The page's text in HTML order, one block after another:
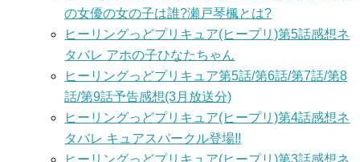
の女優の女の子は誰?瀬戸琴楓とは?
ヒーリングっどプリキュア(ヒープリ)第5話感想ネ
タバレ アホの子ひなたちゃん
ヒーリングっどプリキュア第5話/第6話/第7話/第8
話/第9話予告感想(3月放送分)
ヒーリングっどプリキュア(ヒープリ)第4話感想ネ
タバレ キュアスパークル登場!!
ヒーリングっどプリキュア(ヒープリ)第3話感想ネ